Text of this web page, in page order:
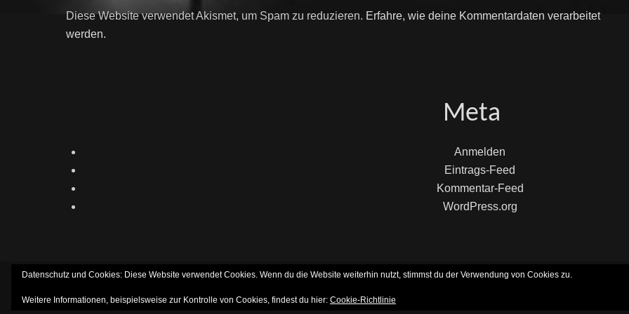
Diese Website verwendet Akismet, um Spam zu reduzieren. Erfahre, wie deine Kommentardaten verarbeitet
werden.
Meta
Anmelden
Eintrags-Feed
Kommentar-Feed
WordPress.org
Datenschutz und Cookies: Diese Website verwendet Cookies. Wenn du die Website weiterhin nutzt, stimmst du der Verwendung von Cookies zu.
Weitere Informationen, beispielsweise zur Kontrolle von Cookies, findest du hier: Cookie-Richtlinie